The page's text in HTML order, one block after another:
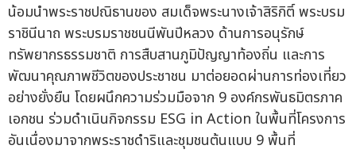
น้อมนำพระราชปณิธานของ สมเด็จพระนางเจ้าสิริกิติ์ พระบรม
ราชินีนาถ พระบรมราชชนนีพันปีหลวง ด้านการอนุรักษ์
ทรัพยากรธรรมชาติ การสืบสานภูมิปัญญาท้องถิ่น และการ
พัฒนาคุณภาพชีวิตของประชาชน มาต่อยอดผ่านการท่องเที่ยว
อย่างยั่งยืน โดยผนึกความร่วมมือจาก 9 องค์กรพันธมิตรภาค
เอกชน ร่วมดำเนินกิจกรรม ESG in Action ในพื้นที่โครงการ
อันเนื่องมาจากพระราชดำริและชุมชนต้นแบบ 9 พื้นที่